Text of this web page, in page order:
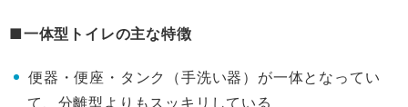
■一体型トイレの主な特徴
便器・便座・タンク（手洗い器）が一体となってい
て、分離型よりもスッキリしている